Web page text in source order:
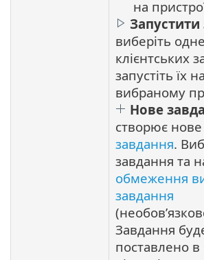
на
виберіть
клієнтських
запустіть їх на
вибраному
Нове
створює нове
завдання.
завдання та
обмеження
завдання
Завдання
поставлено в